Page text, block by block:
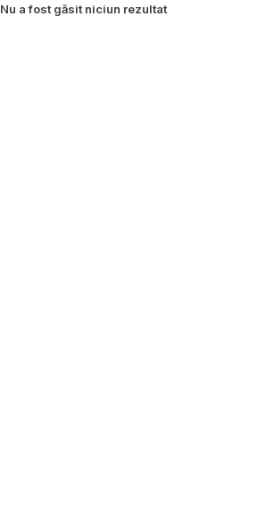
Nu a fost găsit niciun rezultat